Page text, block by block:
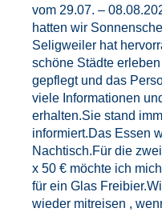
vom 29.07. –
hatten wir
Seligweiler hat
schöne Städte
gepflegt und das
viele Informationen
erhalten.Sie stand
informiert.Das Essen
Nachtisch.Für die
x 50 € möchte ich
für ein Glas
wieder mitreisen ,